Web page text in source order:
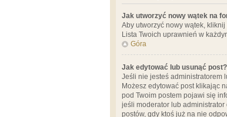
Jak utworzyć nowy wątek na
Aby utworzyć nowy wątek,
Lista Twoich uprawnień w
Góra
Jak edytować lub usunąć post?
Jeśli nie jesteś administratorem
Możesz edytować post klikając
pod Twoim postem pojawi się
jeśli moderator lub
postów, gdy ktoś już na nie